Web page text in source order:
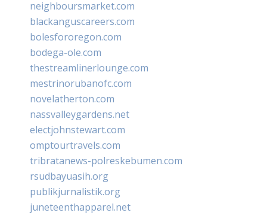
neighboursmarket.com
blackanguscareers.com
bolesfororegon.com
bodega-ole.com
thestreamlinerlounge.com
mestrinorubanofc.com
novelatherton.com
nassvalleygardens.net
electjohnstewart.com
omptourtravels.com
tribratanews-polreskebumen.com
rsudbayuasih.org
publikjurnalistik.org
juneteenthapparel.net